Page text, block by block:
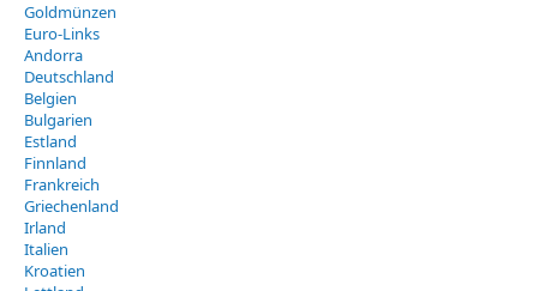
Goldmünzen
Euro-Links
Andorra
Deutschland
Belgien
Bulgarien
Estland
Finnland
Frankreich
Griechenland
Irland
Italien
Kroatien